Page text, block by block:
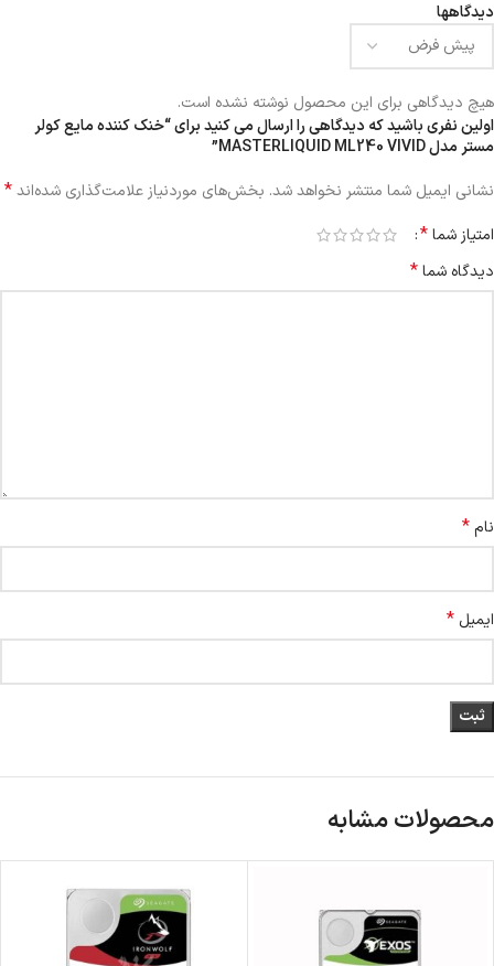
دیدگاهها
هیچ دیدگاهی برای این محصول نوشته نشده است.
اولین نفری باشید که دیدگاهی را ارسال می کنید برای “خنک کننده مایع کولر
مستر مدل MASTERLIQUID ML240 VIVID”
نشانی ایمیل شما منتشر نخواهد شد. بخش‌های موردنیاز علامت‌گذاری شده‌اند*
امتیاز شما*
دیدگاه شما*
نام*
ایمیل *
محصولات مشابه